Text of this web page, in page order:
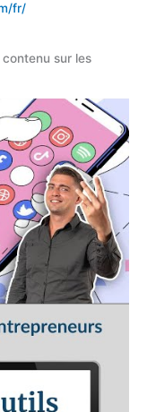
fr/
sur les